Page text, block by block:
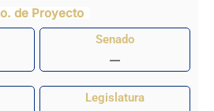
de Proyecto
Senado
—
Legislatura